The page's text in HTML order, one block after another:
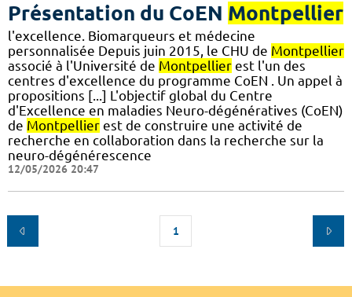
Présentation du CoEN Montpellier
l'excellence. Biomarqueurs et médecine
personnalisée Depuis juin 2015, le CHU de Montpellier
associé à l'Université de Montpellier est l'un des
centres d'excellence du programme CoEN . Un appel à
propositions [...] L'objectif global du Centre
d'Excellence en maladies Neuro-dégénératives (CoEN)
de Montpellier est de construire une activité de
recherche en collaboration dans la recherche sur la
neuro-dégénérescence
12/05/2026 20:47
1